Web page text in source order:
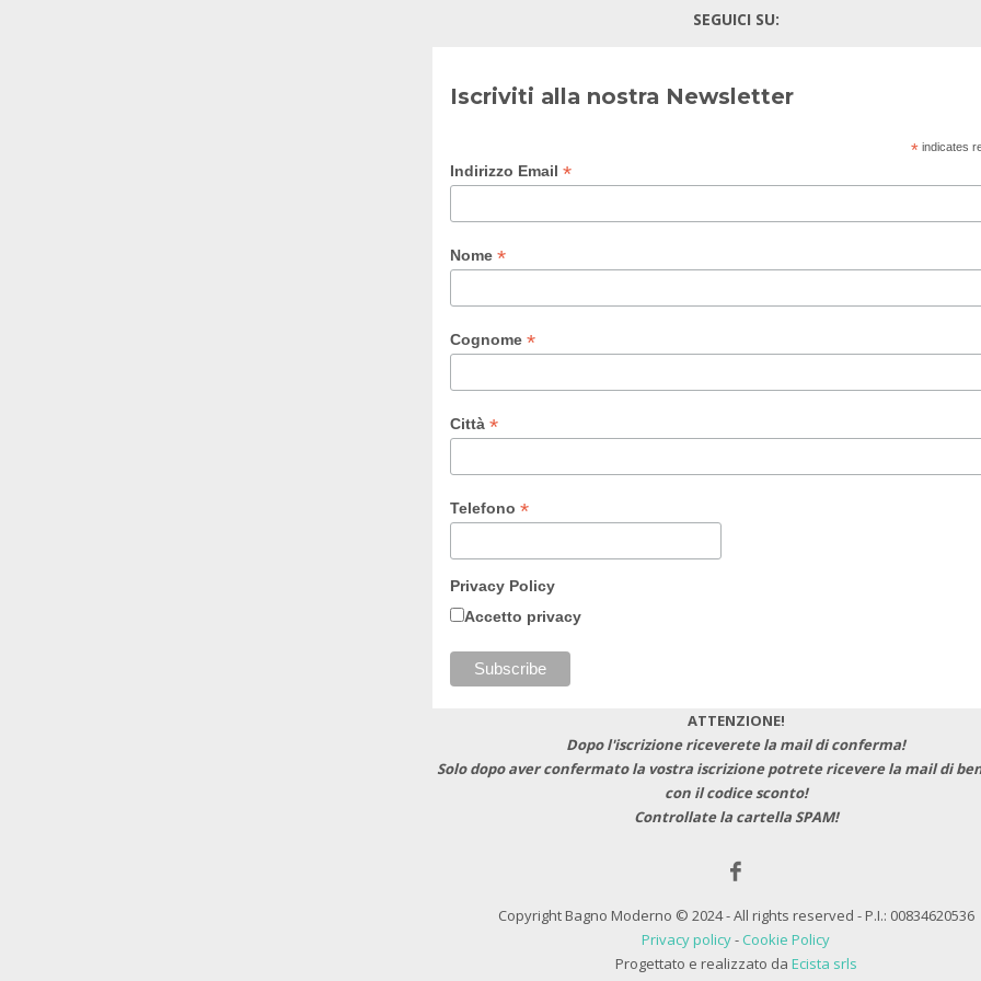
SEGUICI SU:
Iscriviti alla nostra Newsletter
*indicates
Indirizzo Email*
Nome*
Cognome*
Città*
Telefono*
Privacy Policy
Accetto privacy
ATTENZIONE!
Dopo l'iscrizione riceverete la mail di conferma!
Solo dopo aver confermato la vostra iscrizione potrete ricevere la mail di
con il codice sconto!
Controllate la cartella SPAM!
Copyright Bagno Moderno © 2024 - All rights reserved - P.I.: 00834620536
Privacy policy- Cookie Policy
Progettato e realizzato da Ecista srls